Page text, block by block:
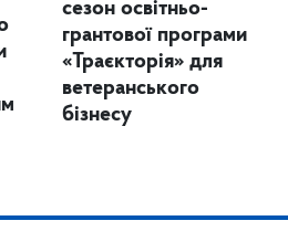
сезон освітньо-
грантової програми
«Траєкторія» для
ветеранського
бізнесу